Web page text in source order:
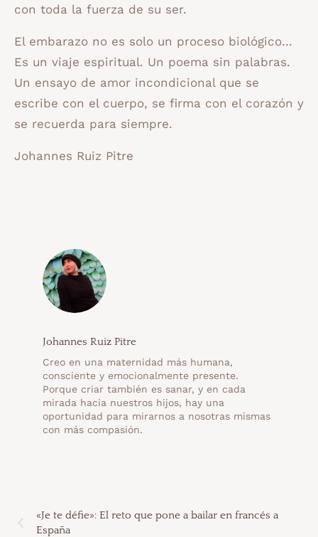
con toda la fuerza de su ser.
El embarazo no es solo un proceso biológico…
Es un viaje espiritual. Un poema sin palabras.
Un ensayo de amor incondicional que se
escribe con el cuerpo, se firma con el corazón y
se recuerda para siempre.
Johannes Ruiz Pitre
Johannes Ruiz Pitre
Creo en una maternidad más humana,
consciente y emocionalmente presente.
Porque criar también es sanar, y en cada
mirada hacia nuestros hijos, hay una
oportunidad para mirarnos a nosotras mismas
con más compasión.
«Je te défie»: El reto que pone a bailar en francés a
España